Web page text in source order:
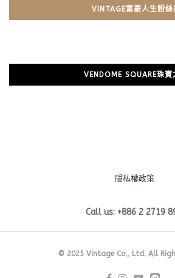
VINTAGE富豪人生粉絲
VENDOME SQUARE珠寶
隱私權政策
Call us: +886 2 2719
© 2025 Vintage Co., Ltd. All